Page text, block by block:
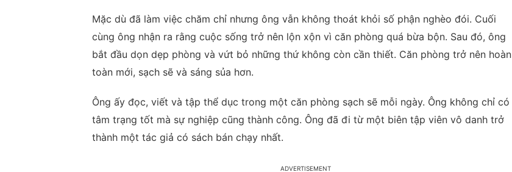
Mặc dù đã làm việc chăm chỉ nhưng ông vẫn không thoát khỏi số phận nghèo đói. Cuối
cùng ông nhận ra rằng cuộc sống trở nên lộn xộn vì căn phòng quá bừa bộn. Sau đó, ông
bắt đầu dọn dẹp phòng và vứt bỏ những thứ không còn cần thiết. Căn phòng trở nên hoàn
toàn mới, sạch sẽ và sáng sủa hơn.
Ông ấy đọc, viết và tập thể dục trong một căn phòng sạch sẽ mỗi ngày. Ông không chỉ có
tâm trạng tốt mà sự nghiệp cũng thành công. Ông đã đi từ một biên tập viên vô danh trở
thành một tác giả có sách bán chạy nhất.